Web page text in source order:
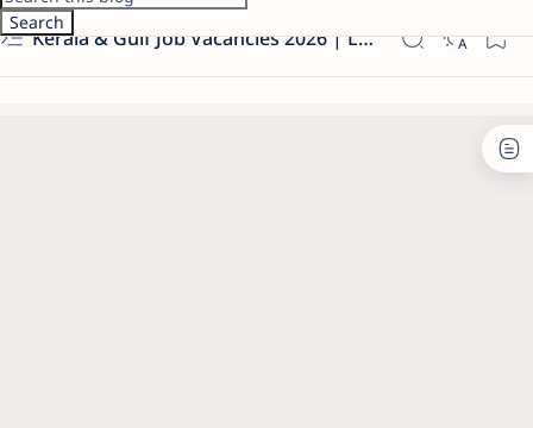
Kerala & Gulf Job Vacancies 2026 | Latest Govt & Private Jobs